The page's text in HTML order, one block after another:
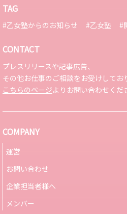
TAG
#乙女塾からのお知らせ #乙女塾 #
CONTACT
プレスリリースや記事広告、
その他お仕事のご相談をお受けしてお
こちらのページよりお問い合わせくだ
COMPANY
運営
お問い合わせ
企業担当者様へ
メンバー